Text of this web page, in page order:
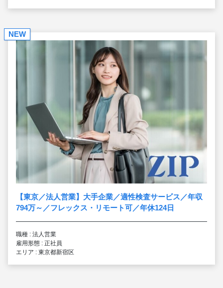
NEW
【東京／法人営業】大手企業／適性検査サービス／年収
794万～／フレックス・リモート可／年休124日
職種 : 法人営業
雇用形態 : 正社員
エリア : 東京都新宿区